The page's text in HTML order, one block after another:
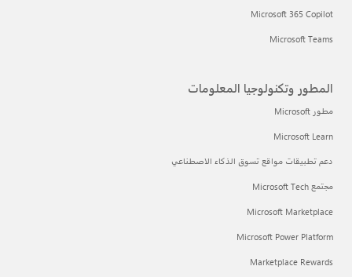
Microsoft 365 Copilot
Microsoft Teams
المطور وتكنولوجيا المعلومات
مطور Microsoft
Microsoft Learn
دعم تطبيقات مواقع تسوق الذكاء الاصطناعي
مجتمع Microsoft Tech
Microsoft Marketplace
Microsoft Power Platform
Marketplace Rewards